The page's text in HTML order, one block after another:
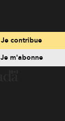
Je contribue
Je m'abonne